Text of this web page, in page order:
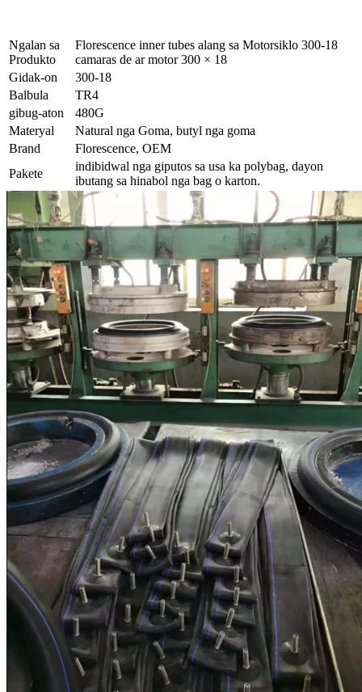
Ngalan sa
Produkto
Florescence inner tubes alang sa Motorsiklo 300-18
camaras de ar motor 300 × 18
Gidak-on
300-18
Balbula
TR4
gibug-aton
480G
Materyal
Natural nga Goma, butyl nga goma
Brand
Florescence, OEM
Pakete
indibidwal nga giputos sa usa ka polybag, dayon
ibutang sa hinabol nga bag o karton.